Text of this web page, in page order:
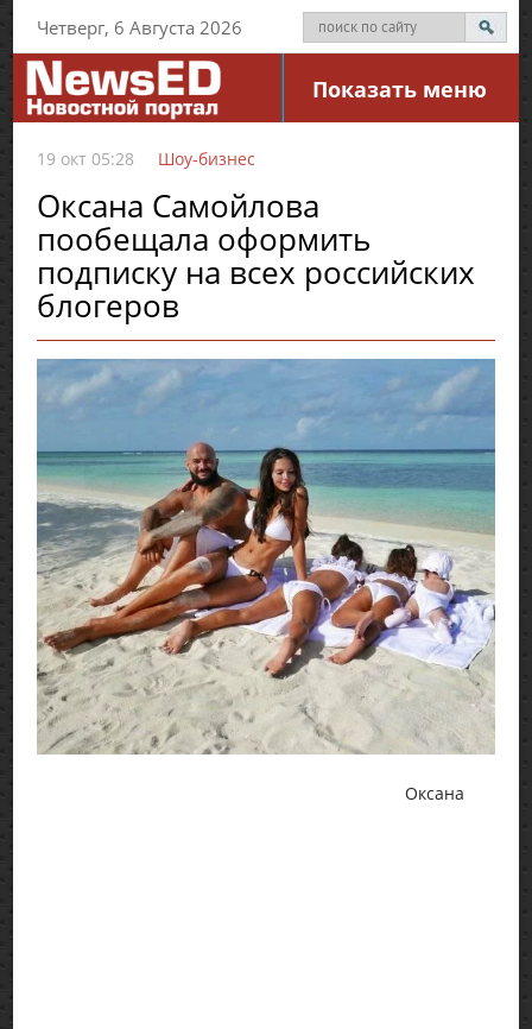
Четверг, 6 Августа 2026
Показать меню
19 окт 05:28 Шоу-бизнес
Оксана Самойлова
пообещала оформить
подписку на всех российских
блогеров
Оксана